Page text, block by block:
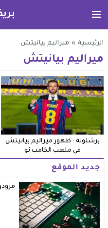
الرئيسية » ميراليم بيانيتش
ميراليم بيانيتش
برشلونة : ظهور ميراليم بيانيتش
في ملعب الكامب نو
جديد الموقع